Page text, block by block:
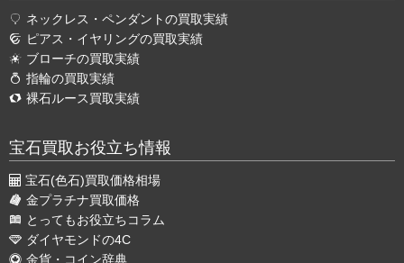
ネックレス・ペンダントの買取実績
ピアス・イヤリングの買取実績
ブローチの買取実績
指輪の買取実績
裸石ルース買取実績
宝石買取お役立ち情報
宝石(色石)買取価格相場
金プラチナ買取価格
とってもお役立ちコラム
ダイヤモンドの4C
金貨・コイン辞典